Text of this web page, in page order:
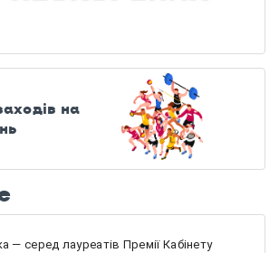
на
— серед лауреатів Премії Кабінету